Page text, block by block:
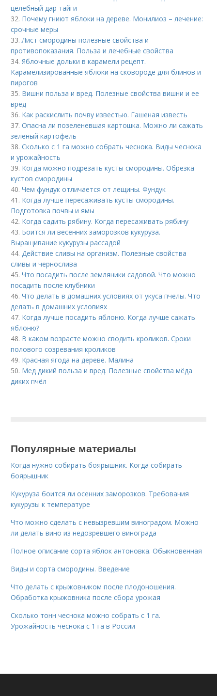
целебный дар тайги
32. Почему гниют яблоки на дереве. Монилиоз – лечение:
срочные меры
33.Лист смородины полезные свойства и
противопоказания. Польза и лечебные свойства
34.Яблочные дольки в карамели рецепт.
Карамелизированные яблоки на сковороде для блинов и
пирогов
35. Вишни польза и вред. Полезные свойства вишни и ее
вред
36. Как раскислить почву известью. Гашеная известь
37.Опасна ли позеленевшая картошка. Можно ли сажать
зеленый картофель
38.Сколько с 1 га можно собрать чеснока. Виды чеснока
и урожайность
39. Когда можно подрезать кусты смородины. Обрезка
кустов смородины
40.Чем фундук отличается от лещины. Фундук
41. Когда лучше пересаживать кусты смородины.
Подготовка почвы и ямы
42. Когда садить рябину. Когда пересаживать рябину
43. Боится ли весенних заморозков кукуруза.
Выращивание кукурузы рассадой
44.Действие сливы на организм. Полезные свойства
сливы и чернослива
45.Что посадить после земляники садовой. Что можно
посадить после клубники
46.Что делать в домашних условиях от укуса пчелы. Что
делать в домашних условиях
47. Когда лучше посадить яблоню. Когда лучше сажать
яблоню?
48. В каком возрасте можно сводить кроликов. Сроки
полового созревания кроликов
49. Красная ягода на дереве. Малина
50. Мед дикий польза и вред. Полезные свойства мёда
диких пчёл
Популярные материалы
Когда нужно собирать боярышник. Когда собирать
боярышник
Кукуруза боится ли осенних заморозков. Требования
кукурузы к температуре
Что можно сделать с невызревшим виноградом. Можно
ли делать вино из недозревшего винограда
Полное описание сорта яблок антоновка. Обыкновенная
Виды и сорта смородины. Введение
Что делать с крыжовником после плодоношения.
Обработка крыжовника после сбора урожая
Сколько тонн чеснока можно собрать с 1 га.
Урожайность чеснока с 1 га в России